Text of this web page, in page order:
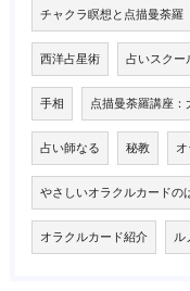
チャクラ瞑想と点描曼荼羅
西洋占星術 占いスクー
手相 点描曼荼羅講座：
占い師なる 秘教
やさしいオラクルカードの
オラクルカード紹介 ル